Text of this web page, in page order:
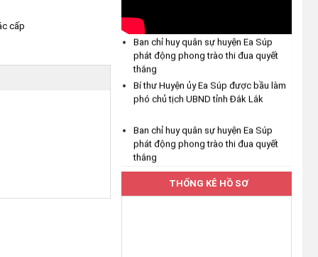
cấp
Ea Bung tăng cường tuyên truyền
chủ động ứng phó với mưa lớn,
lốc, sét và các loại hình thiên tai
(04/08/2026)
công tác phòng, chống thiên tai
năm 2026
(04/08/2026)
Ban chỉ huy quân sự huyện Ea Súp
phát động phong trào thi đua quyết
thắng
Bí thư Huyện ủy Ea Súp được bầu làm
phó chủ tịch UBND tỉnh Đắk Lắk
Ban chỉ huy quân sự huyện Ea Súp
phát động phong trào thi đua quyết
thắng
Bí thư Huyện ủy Ea Súp được bầu làm
phó chủ tịch UBND tỉnh Đắk Lắk
THỐNG KÊ HỒ SƠ